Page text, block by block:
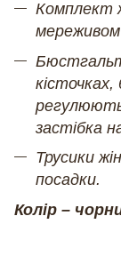
Комплект
кісточках,
застібка
Трусики
посадки.
Колір –